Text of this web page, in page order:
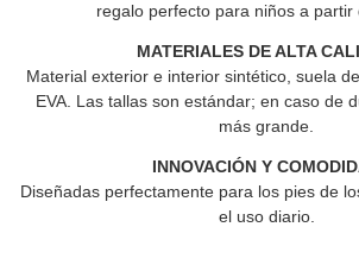
regalo perfecto para niños a partir
MATERIALES DE ALTA
Material exterior e interior sintético, suela
EVA. Las tallas son estándar; en caso de
más grande.
INNOVACIÓN Y
Diseñadas perfectamente para los pies de
el uso diario.